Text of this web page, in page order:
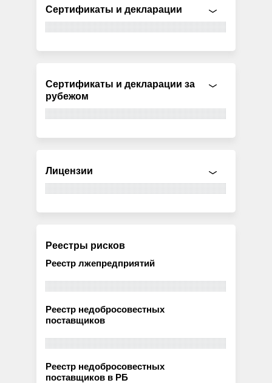
Сертификаты и декларации
Сертификаты и декларации за
рубежом
Лицензии
Реестры рисков
Реестр лжепредприятий
Реестр недобросовестных
поставщиков
Реестр недобросовестных
поставщиков в РБ